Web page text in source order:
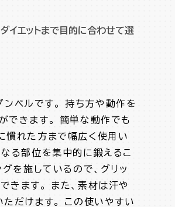
イエットまで目的に合わせて選
ベルです。 持ち方や動作を
できます。 簡単な動作でも
慣れた方まで幅広く使用い
る部位を集中的に鍛えるこ
を施しているので、グリッ
きます。 また、素材は汗や
だけます。 この使いやすい